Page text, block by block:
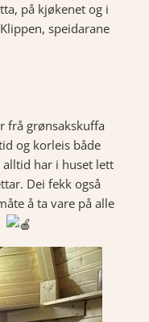
på kjøkenet og i
speidarane
frå grønsakskuffa
og korleis både
har i huset lett
Dei fekk også
å ta vare på alle